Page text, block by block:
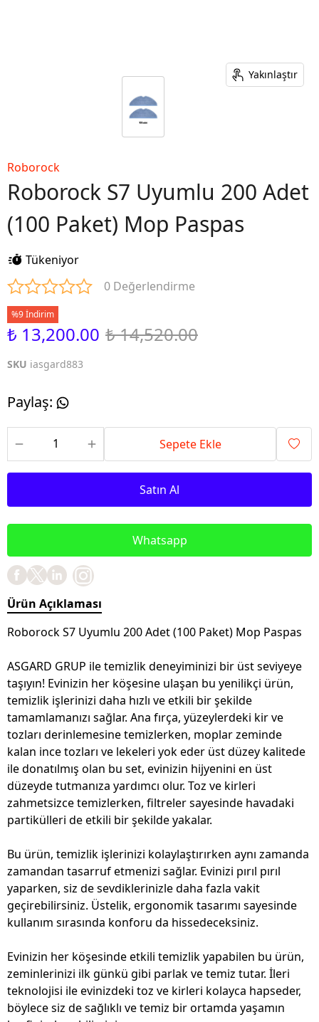
Yakınlaştır
Roborock
Roborock S7 Uyumlu 200 Adet
(100 Paket) Mop Paspas
Tükeniyor
0 Değerlendirme
%9 İndirim
₺ 13,200.00 ₺ 14,520.00
SKU iasgard883
Paylaş:
Sepete Ekle
Satın Al
Whatsapp
Ürün Açıklaması
Roborock S7 Uyumlu 200 Adet (100 Paket) Mop Paspas
ASGARD GRUP ile temizlik deneyiminizi bir üst seviyeye
taşıyın! Evinizin her köşesine ulaşan bu yenilikçi ürün,
temizlik işlerinizi daha hızlı ve etkili bir şekilde
tamamlamanızı sağlar. Ana fırça, yüzeylerdeki kir ve
tozları derinlemesine temizlerken, moplar zeminde
kalan ince tozları ve lekeleri yok eder üst düzey kalitede
ile donatılmış olan bu set, evinizin hijyenini en üst
düzeyde tutmanıza yardımcı olur. Toz ve kirleri
zahmetsizce temizlerken, filtreler sayesinde havadaki
partikülleri de etkili bir şekilde yakalar.
Bu ürün, temizlik işlerinizi kolaylaştırırken aynı zamanda
zamandan tasarruf etmenizi sağlar. Evinizi pırıl pırıl
yaparken, siz de sevdiklerinizle daha fazla vakit
geçirebilirsiniz. Üstelik, ergonomik tasarımı sayesinde
kullanım sırasında konforu da hissedeceksiniz.
Evinizin her köşesinde etkili temizlik yapabilen bu ürün,
zeminlerinizi ilk günkü gibi parlak ve temiz tutar. İleri
teknolojisi ile evinizdeki toz ve kirleri kolayca hapseder,
böylece siz de sağlıklı ve temiz bir ortamda yaşamın